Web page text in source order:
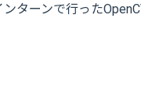
ターンで行った